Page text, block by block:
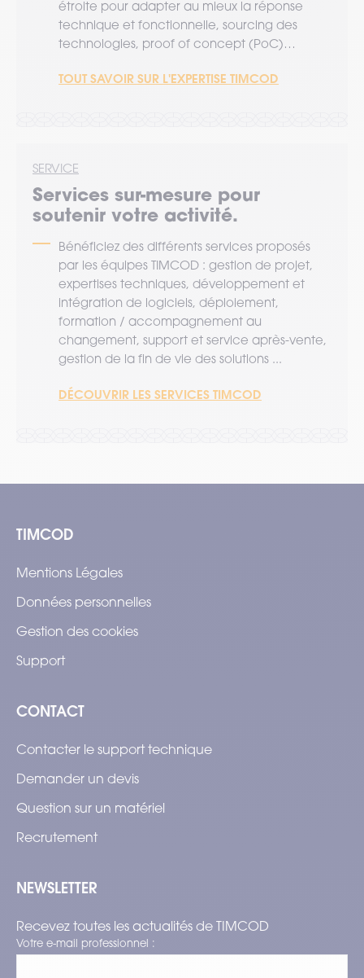
étroite pour adapter au mieux la réponse
technique et fonctionnelle, sourcing des
technologies, proof of concept (PoC)…
TOUT SAVOIR SUR L'EXPERTISE TIMCOD
SERVICE
Services sur-mesure pour
soutenir votre activité.
Bénéficiez des différents services proposés
par les équipes TIMCOD : gestion de projet,
expertises techniques, développement et
intégration de logiciels, déploiement,
formation / accompagnement au
changement, support et service après-vente,
gestion de la fin de vie des solutions ...
DÉCOUVRIR LES SERVICES TIMCOD
TIMCOD
Mentions Légales
Données personnelles
Gestion des cookies
Support
CONTACT
Contacter le support technique
Demander un devis
Question sur un matériel
Recrutement
NEWSLETTER
Recevez toutes les actualités de TIMCOD
Votre e-mail professionnel :